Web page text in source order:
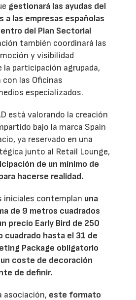
gestionará las ayudas del
a las empresas españolas
del Plan Sectorial
también coordinará las
y visibilidad
la participación agrupada,
las Oficinas
especializados.
está valorando la creación
bajo la marca Spain
ya reservado en una
junto al Retail Lounge,
de un mínimo de
hacerse realidad.
iniciales contemplan una
de 9 metros cuadrados
precio Early Bird de 250
cuadrado hasta el 31 de
Package obligatorio
coste de decoración
de definir.
asociación, este formato